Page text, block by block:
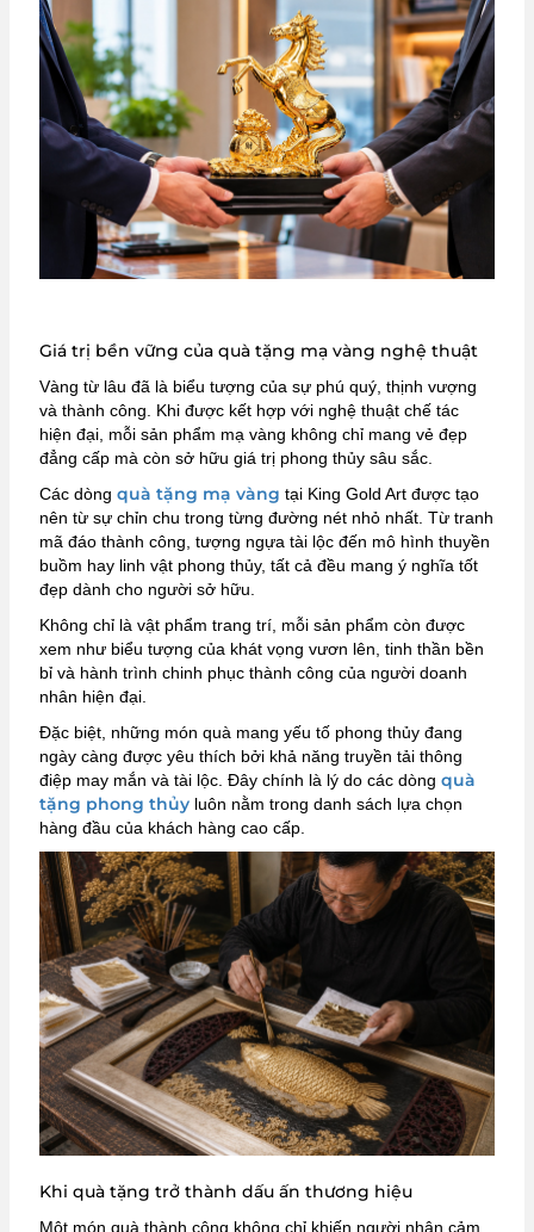
Giá trị bền vững của quà tặng mạ vàng nghệ thuật
Vàng từ lâu đã là biểu tượng của sự phú quý, thịnh vượng
và thành công. Khi được kết hợp với nghệ thuật chế tác
hiện đại, mỗi sản phẩm mạ vàng không chỉ mang vẻ đẹp
đẳng cấp mà còn sở hữu giá trị phong thủy sâu sắc.
Các dòng quà tặng mạ vàng tại King Gold Art được tạo
nên từ sự chỉn chu trong từng đường nét nhỏ nhất. Từ tranh
mã đáo thành công, tượng ngựa tài lộc đến mô hình thuyền
buồm hay linh vật phong thủy, tất cả đều mang ý nghĩa tốt
đẹp dành cho người sở hữu.
Không chỉ là vật phẩm trang trí, mỗi sản phẩm còn được
xem như biểu tượng của khát vọng vươn lên, tinh thần bền
bỉ và hành trình chinh phục thành công của người doanh
nhân hiện đại.
Đặc biệt, những món quà mang yếu tố phong thủy đang
ngày càng được yêu thích bởi khả năng truyền tải thông
điệp may mắn và tài lộc. Đây chính là lý do các dòng quà
tặng phong thủy luôn nằm trong danh sách lựa chọn
hàng đầu của khách hàng cao cấp.
Khi quà tặng trở thành dấu ấn thương hiệu
Một món quà thành công không chỉ khiến người nhận cảm